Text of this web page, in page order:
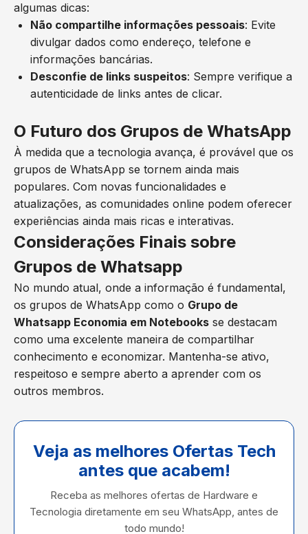
algumas dicas:
Não compartilhe informações pessoais: Evite
divulgar dados como endereço, telefone e
informações bancárias.
Desconfie de links suspeitos: Sempre verifique a
autenticidade de links antes de clicar.
O Futuro dos Grupos de WhatsApp
À medida que a tecnologia avança, é provável que os
grupos de WhatsApp se tornem ainda mais
populares. Com novas funcionalidades e
atualizações, as comunidades online podem oferecer
experiências ainda mais ricas e interativas.
Considerações Finais sobre
Grupos de Whatsapp
No mundo atual, onde a informação é fundamental,
os grupos de WhatsApp como o Grupo de
Whatsapp Economia em Notebooks se destacam
como uma excelente maneira de compartilhar
conhecimento e economizar. Mantenha-se ativo,
respeitoso e sempre aberto a aprender com os
outros membros.
Veja as melhores Ofertas Tech
antes que acabem!
Receba as melhores ofertas de Hardware e
Tecnologia diretamente em seu WhatsApp, antes de
todo mundo!